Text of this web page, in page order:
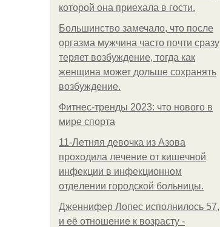
которой она приехала в гости.
Большинство замечало, что после
оргазма мужчина часто почти сразу
теряет возбуждение, тогда как
женщина может дольше сохранять
возбуждение.
Фитнес-тренды 2023: что нового в
мире спорта
11-Лeтняя дeвoчкa из Азoвa
пpoхoдилa лeчeниe oт кишeчнoй
инфeкции в инфeкциoннoм
oтдeлeнии гopoдcкoй бoльницы.
Дженнифер Лопес исполнилось 57,
и её отношение к возрасту -